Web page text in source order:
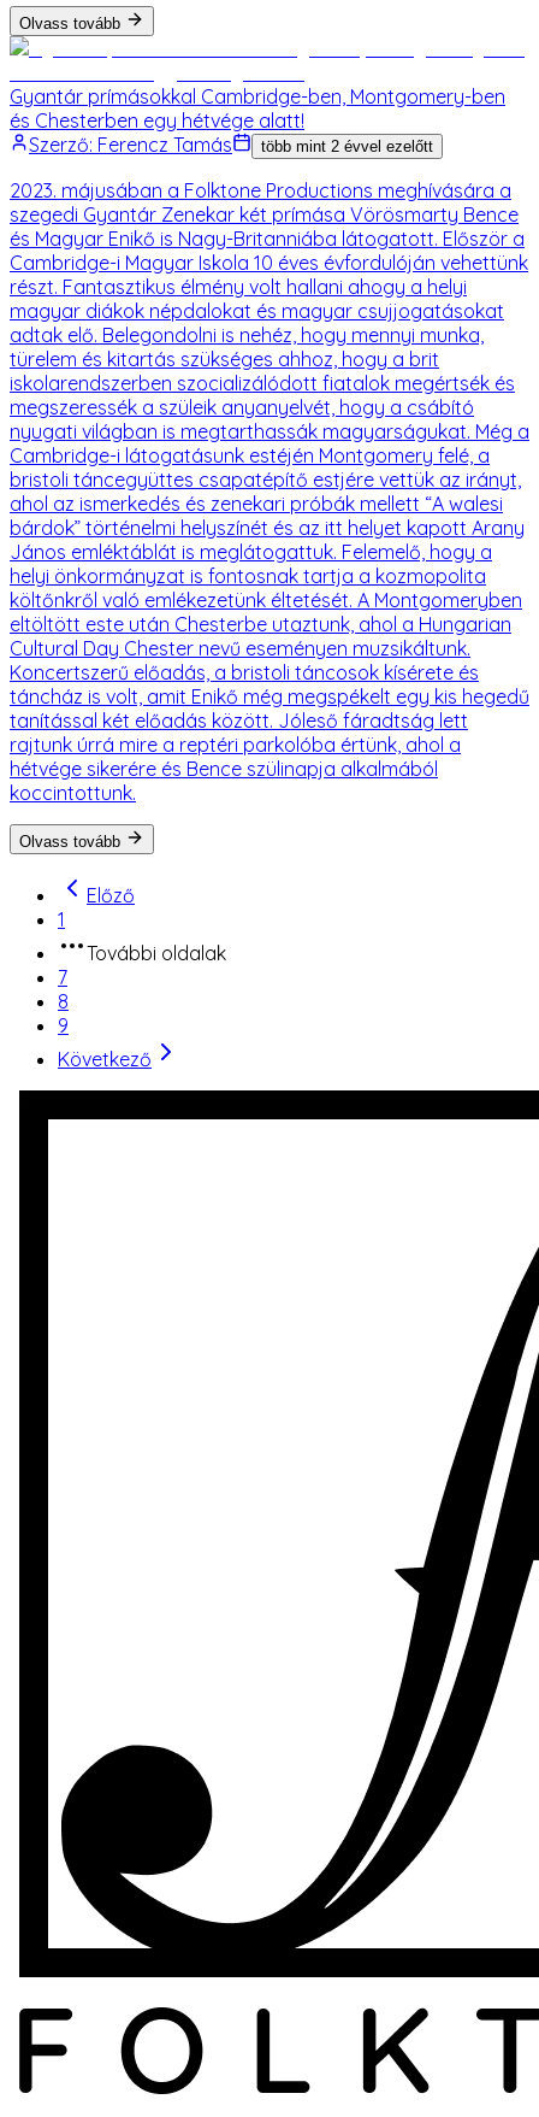
Olvass tovább
Gyantár prímásokkal Cambridge-ben, Montgomery-ben
és Chesterben egy hétvége alatt!
Szerző: Ferencz Tamás több mint 2 évvel ezelőtt
2023. májusában a Folktone Productions meghívására a
szegedi Gyantár Zenekar két prímása Vörösmarty Bence
és Magyar Enikő is Nagy-Britanniába látogatott. Először a
Cambridge-i Magyar Iskola 10 éves évfordulóján vehettünk
részt. Fantasztikus élmény volt hallani ahogy a helyi
magyar diákok népdalokat és magyar csujjogatásokat
adtak elő. Belegondolni is nehéz, hogy mennyi munka,
türelem és kitartás szükséges ahhoz, hogy a brit
iskolarendszerben szocializálódott fiatalok megértsék és
megszeressék a szüleik anyanyelvét, hogy a csábító
nyugati világban is megtarthassák magyarságukat. Még a
Cambridge-i látogatásunk estéjén Montgomery felé, a
bristoli táncegyüttes csapatépítő estjére vettük az irányt,
ahol az ismerkedés és zenekari próbák mellett “A walesi
bárdok” történelmi helyszínét és az itt helyet kapott Arany
János emléktáblát is meglátogattuk. Felemelő, hogy a
helyi önkormányzat is fontosnak tartja a kozmopolita
költőnkről való emlékezetünk éltetését. A Montgomeryben
eltöltött este után Chesterbe utaztunk, ahol a Hungarian
Cultural Day Chester nevű eseményen muzsikáltunk.
Koncertszerű előadás, a bristoli táncosok kísérete és
táncház is volt, amit Enikő még megspékelt egy kis hegedű
tanítással két előadás között. Jóleső fáradtság lett
rajtunk úrrá mire a reptéri parkolóba értünk, ahol a
hétvége sikerére és Bence szülinapja alkalmából
koccintottunk.
Olvass tovább
Előző
1
További oldalak
7
8
9
Következő